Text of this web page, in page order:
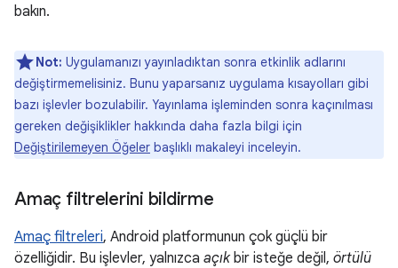
bakın.
Not: Uygulamanızı yayınladıktan sonra etkinlik adlarını
değiştirmemelisiniz. Bunu yaparsanız uygulama kısayolları gibi
bazı işlevler bozulabilir. Yayınlama işleminden sonra kaçınılması
gereken değişiklikler hakkında daha fazla bilgi için
Değiştirilemeyen Öğeler başlıklı makaleyi inceleyin.
Amaç filtrelerini bildirme
Amaç filtreleri, Android platformunun çok güçlü bir
özelliğidir. Bu işlevler, yalnızca açıkbir isteğe değil, örtülü